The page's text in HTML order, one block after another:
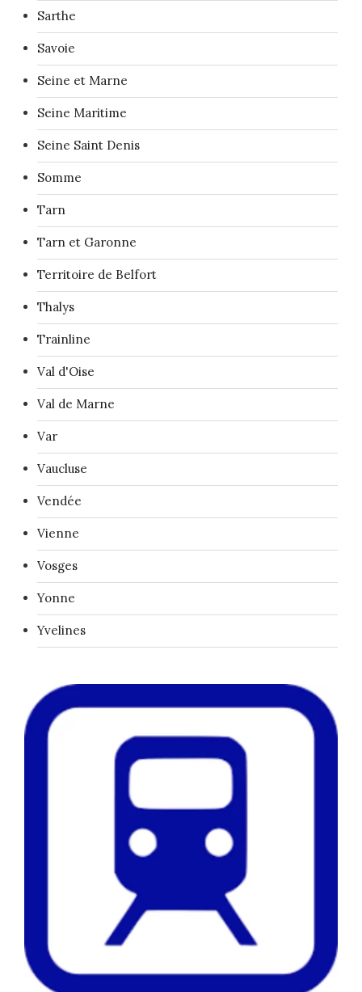
Sarthe
Savoie
Seine et Marne
Seine Maritime
Seine Saint Denis
Somme
Tarn
Tarn et Garonne
Territoire de Belfort
Thalys
Trainline
Val d'Oise
Val de Marne
Var
Vaucluse
Vendée
Vienne
Vosges
Yonne
Yvelines